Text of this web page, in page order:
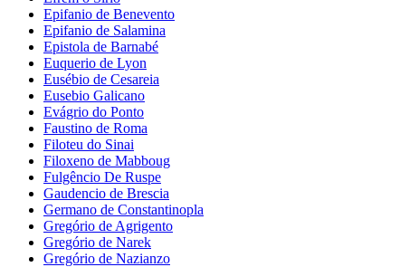
Epifanio de Benevento
Epifanio de Salamina
Epistola de Barnabé
Euquerio de Lyon
Eusébio de Cesareia
Eusebio Galicano
Evágrio do Ponto
Faustino de Roma
Filoteu do Sinai
Filoxeno de Mabboug
Fulgêncio De Ruspe
Gaudencio de Brescia
Germano de Constantinopla
Gregório de Agrigento
Gregório de Narek
Gregório de Nazianzo